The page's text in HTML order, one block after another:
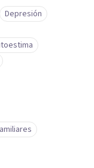
Depresión